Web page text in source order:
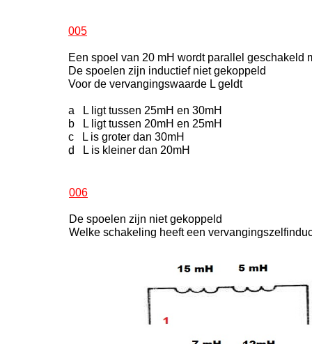
005
Een spoel van 20 mH wordt parallel geschakeld
De spoelen zijn inductief niet gekoppeld
Voor de vervangingswaarde L geldt
a L ligt tussen 25mH en 30mH
b L ligt tussen 20mH en 25mH
c L is groter dan 30mH
d L is kleiner dan 20mH
-
006
De spoelen zijn niet gekoppeld
Welke schakeling heeft een